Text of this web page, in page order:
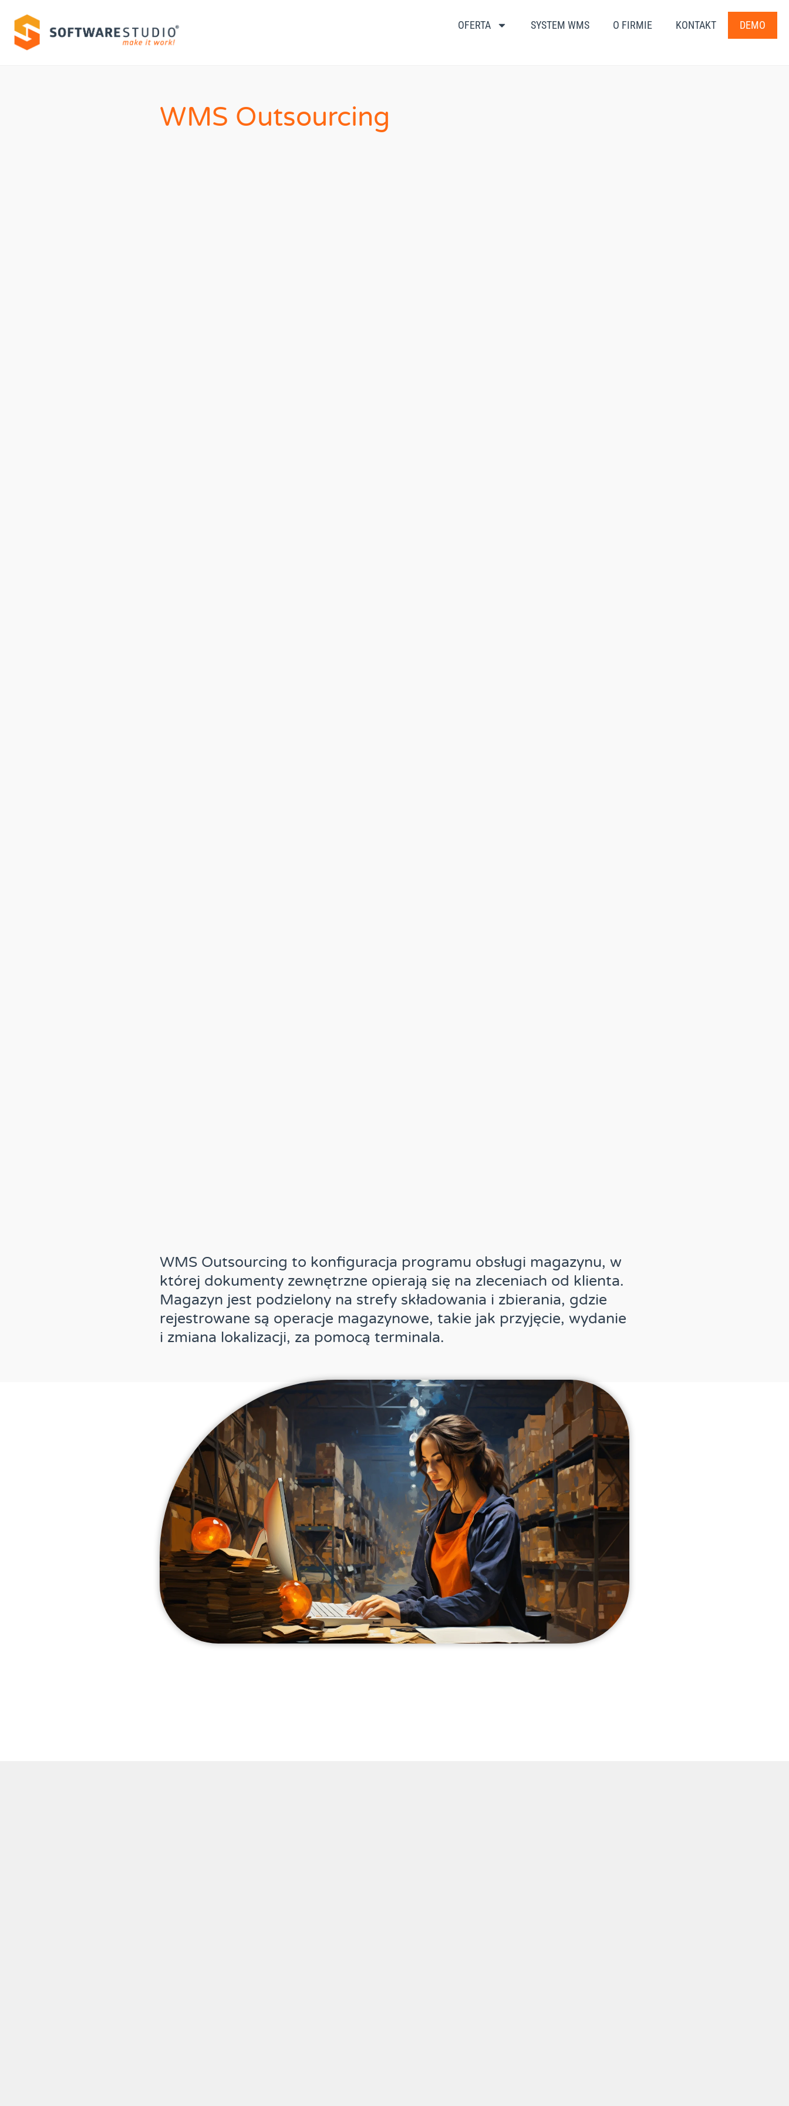
OFERTA SYSTEM WMS O FIRMIE KONTAKT DEMO
WMS Outsourcing
WMS Outsourcing to konfiguracja programu obsługi magazynu, w
której dokumenty zewnętrzne opierają się na zleceniach od klienta.
Magazyn jest podzielony na strefy składowania i zbierania, gdzie
rejestrowane są operacje magazynowe, takie jak przyjęcie, wydanie
i zmiana lokalizacji, za pomocą terminala.